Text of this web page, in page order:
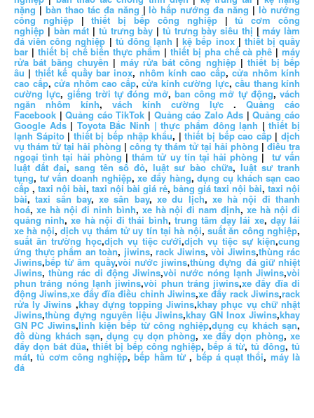
nặng | bàn thao tác đa năng |lò hấp nướng đa năng |lò nướng
công nghiệp|thiết bị bếp công nghiệp|tủ cơm công
nghiệp | bàn mát | tủ trưng bày | tủ trưng bày siêu thị |máy làm
đá viên công nghiệp | tủ đông lạnh |kệ bếp inox| thiết bị quầy
bar | thiết bị chế biến thực phẩm | thiết bị pha chế cà phê | máy
rửa bát băng chuyền | máy rửa bát công nghiệp|thiết bị bếp
âu | thiết kế quầy bar inox, nhôm kính cao cấp,cửa nhôm kính
cao cấp, cửa nhôm cao cấp, cửa kính cường lực, cầu thang kính
cường lực, giếng trời tự đóng mở, ban công mở tự động, vách
ngăn nhôm kính, vách kính cường lực . Quảng cáo
Facebook |Quảng cáo TikTok | Quảng cáo Zalo Ads |Quảng cáo
Google Ads| Toyota Bắc Ninh | thực phẩm đông lạnh |thiết bị
lạnh Sápito | thiết bị bếp nhập khẩu, |thiết bị bếp cao cấp|dịch
vụ thám tử tại hải phòng | công ty thám tử tại hải phòng | điều tra
ngoại tình tại hải phòng |thám tử uy tín tại hải phòng | tư vấn
luật đất đai, sang tên sổ đỏ, luật sư bào chữa, luật sư tranh
tụng, tư vấn doanh nghiệp,xe đẩy hàng,dụng cụ khách sạn cao
cấp , taxi nội bài, taxi nội bài giá rẻ, bảng giá taxi nội bài, taxi nội
bài,taxi sân bay,xe sân bay,xe du lịch, xe hà nội đi thanh
hoá, xe hà nội đi ninh bình, xe hà nội đi nam định,xe hà nội đi
quảng ninh,xe hà nội đi thái bình, trung tâm dạy lái xe, dạy lái
xe hà nội,dịch vụ thám tử uy tín tại hà nội,suất ăn công nghiệp,
suất ăn trường học,dịch vụ tiệc cưới,dịch vụ tiệc sự kiện,cung
ứng thực phẩm an toàn, jiwins, rack Jiwins, vòi Jiwins,thùng rác
Jiwins,bếp từ âm quầy,vòi nước jiwins,thùng đựng đá giữ nhiệt
Jiwins,thùng rác di động Jiwins,vòi nước nóng lạnh Jiwins,vòi
phun tráng nóng lạnh jiwins,vòi phun tráng jiwins,xe đẩy đĩa di
động Jiwins,xe đẩy đĩa điều chỉnh Jiwins,xe đẩy rack Jiwins,rack
rửa ly Jiwins ,khay đựng topping Jiwins,khay phục vụ chữ nhật
Jiwins,thùng đựng nguyên liệu Jiwins,khay GN Inox Jiwins,khay
GN PC Jiwins,linh kiện bếp từ công nghiệp,dụng cụ khách sạn,
đồ dùng khách sạn,dụng cụ dọn phòng, xe đẩy dọn phòng,xe
đẩy dọn bát đũa, thiết bị bếp công nghiệp,bếp á từ,tủ đông,tủ
mát,tủ cơm công nghiệp,bếp hầm từ , bếp á quạt thổi, máy là
đá